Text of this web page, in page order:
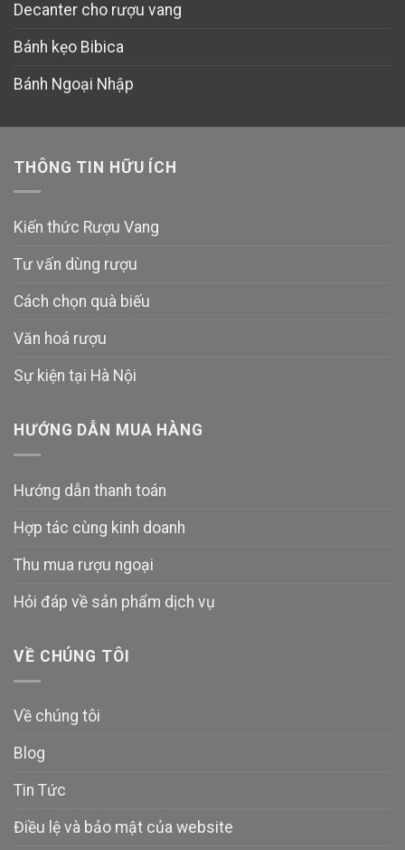
Decanter cho rượu vang
Bánh kẹo Bibica
Bánh Ngoại Nhập
THÔNG TIN HỮU ÍCH
Kiến thức Rượu Vang
Tư vấn dùng rượu
Cách chọn quà biếu
Văn hoá rượu
Sự kiện tại Hà Nội
HƯỚNG DẪN MUA HÀNG
Hướng dẫn thanh toán
Hợp tác cùng kinh doanh
Thu mua rượu ngoại
Hỏi đáp về sản phẩm dịch vụ
VỀ CHÚNG TÔI
Về chúng tôi
Blog
Tin Tức
Điều lệ và bảo mật của website